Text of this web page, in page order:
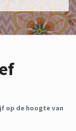
op de hoogte van